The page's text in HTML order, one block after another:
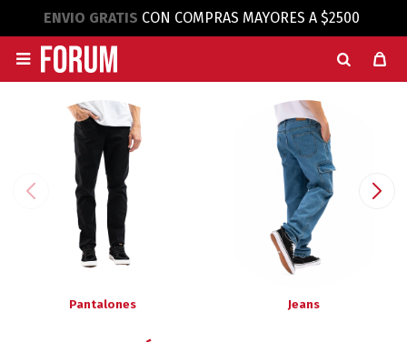
ENVIO GRATIS CON COMPRAS MAYORES A $2500

Pantalones Jeans